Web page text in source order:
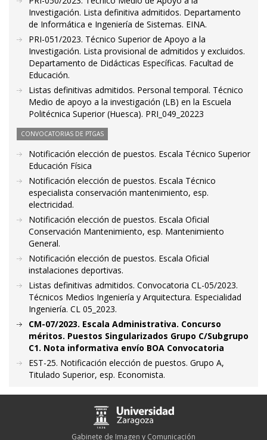
Investigación. Lista definitiva admitidos. Departamento
de Informática e Ingeniería de Sistemas. EINA.
PRI-051/2023. Técnico Superior de Apoyo a la
Investigación. Lista provisional de admitidos y excluidos.
Departamento de Didácticas Específicas. Facultad de
Educación.
Listas definitivas admitidos. Personal temporal. Técnico
Medio de apoyo a la investigación (LB) en la Escuela
Politécnica Superior (Huesca). PRI_049_20223
CONVOCATORIAS DE PTGAS
Notificación elección de puestos. Escala Técnico Superior
Educación Física
Notificación elección de puestos. Escala Técnico
especialista conservación mantenimiento, esp.
electricidad.
Notificación elección de puestos. Escala Oficial
Conservación Mantenimiento, esp. Mantenimiento
General.
Notificación elección de puestos. Escala Oficial
instalaciones deportivas.
Listas definitivas admitidos. Convocatoria CL-05/2023.
Técnicos Medios Ingeniería y Arquitectura. Especialidad
Ingeniería. CL 05_2023.
CM-07/2023. Escala Administrativa. Concurso
méritos. Puestos Singularizados Grupo C/Subgrupo
C1. Nota informativa envío BOA Convocatoria
EST-25. Notificación elección de puestos. Grupo A,
Titulado Superior, esp. Economista.
Gabinete de Imagen y Comunicación